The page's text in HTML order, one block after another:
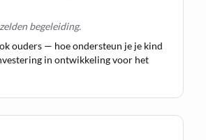
begeleiding.
ouders — hoe ondersteun je je kind
in ontwikkeling voor het